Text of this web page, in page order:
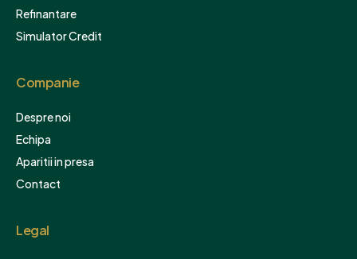
Refinantare
Simulator Credit
Companie
Despre noi
Echipa
Aparitii in presa
Contact
Legal